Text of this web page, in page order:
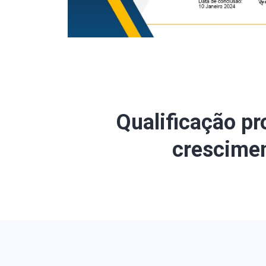
Qualificação